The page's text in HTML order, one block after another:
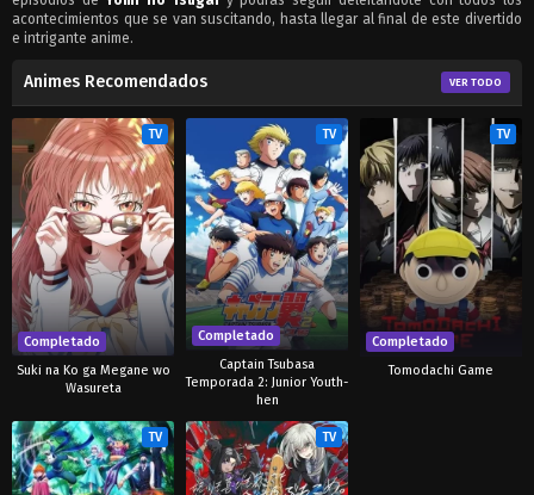
acontecimientos que se van suscitando, hasta llegar al final de este divertido
e intrigante anime.
Animes Recomendados VER TODO
Completado
TV
Suki na Ko ga Megane wo
Wasureta
Completado
TV
Captain Tsubasa
Temporada 2: Junior Youth-
hen
Completado
TV
Tomodachi Game
TV TV